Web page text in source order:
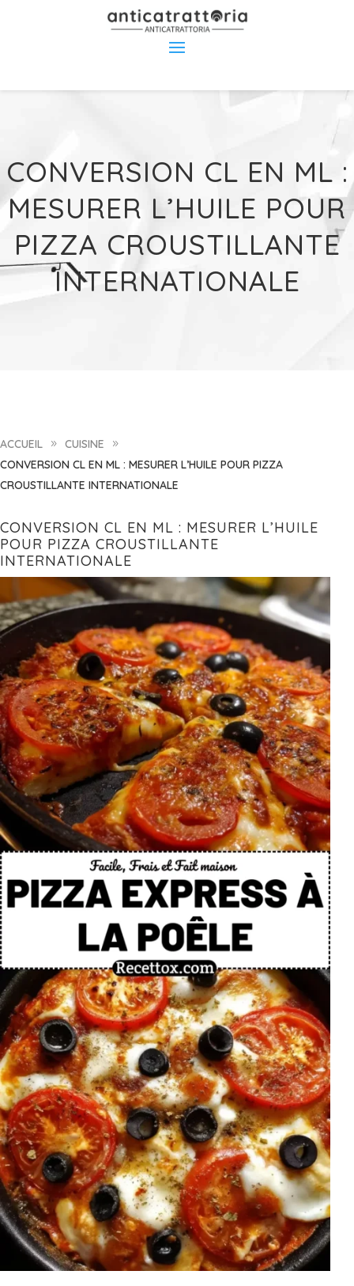
CONVERSION CL EN ML :
MESURER L’HUILE POUR
PIZZA CROUSTILLANTE
INTERNATIONALE
ACCUEIL 9 CUISINE 9
CONVERSION CL EN ML : MESURER L’HUILE POUR PIZZA
CROUSTILLANTE INTERNATIONALE
CONVERSION CL EN ML : MESURER L’HUILE
POUR PIZZA CROUSTILLANTE
INTERNATIONALE